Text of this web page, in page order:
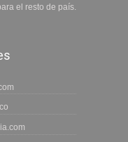
el resto de país.